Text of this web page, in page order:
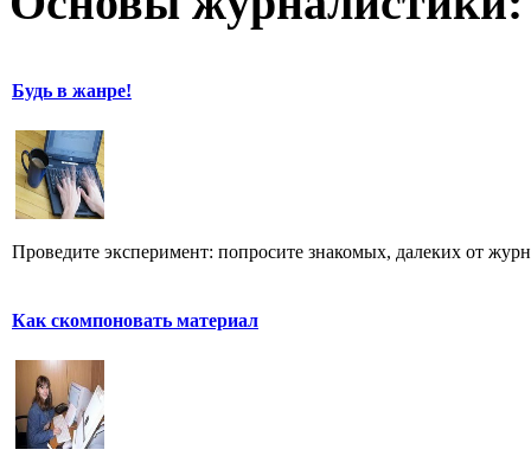
Будь в жанре!
Проведите эксперимент: попросите знакомых, далеких от
Как скомпоновать материал